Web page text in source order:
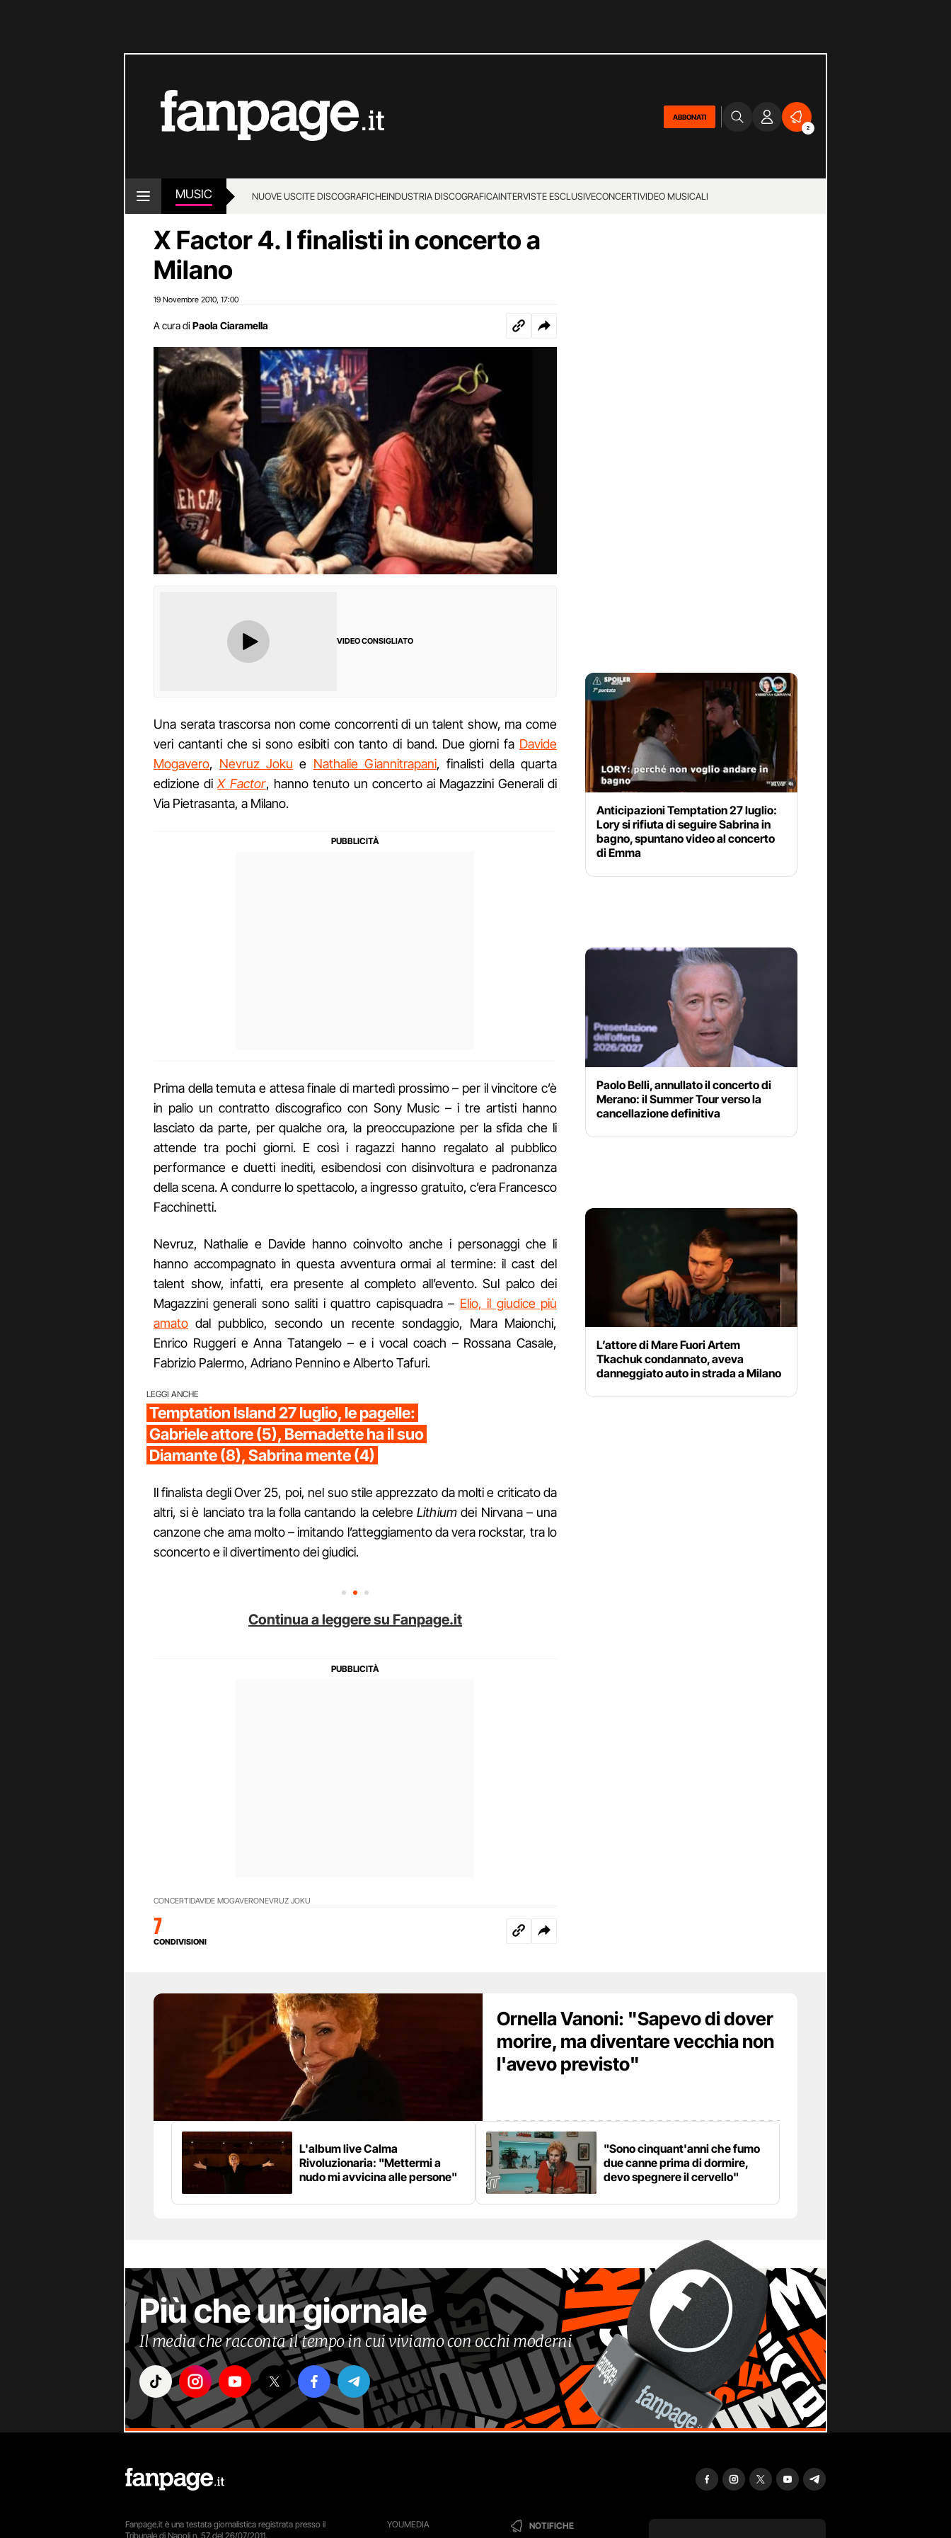
ABBONATI
2
MUSIC NUOVE USCITE DISCOGRAFICHEINDUSTRIA DISCOGRAFICAINTERVISTE ESCLUSIVECONCERTIVIDEO MUSICALI
X Factor 4. I finalisti in concerto a
Milano
19 Novembre 2010 17:00
A cura di Paola Ciaramella
VIDEO CONSIGLIATO
Una serata trascorsa non come concorrenti di un talent show, ma come
veri cantanti che si sono esibiti con tanto di band. Due giorni fa Davide
Mogavero, Nevruz Joku e Nathalie Giannitrapani, finalisti della quarta
edizione diX Factor, hanno tenuto un concerto ai Magazzini Generali di
Via Pietrasanta, a Milano.
Prima della temuta e attesa finale di martedì prossimo – per il vincitore c’è
in palio un contratto discografico con Sony Music – i tre artisti hanno
lasciato da parte, per qualche ora, la preoccupazione per la sfida che li
attende tra pochi giorni. E così i ragazzi hanno regalato al pubblico
performance e duetti inediti, esibendosi con disinvoltura e padronanza
della scena. A condurre lo spettacolo, a ingresso gratuito, c’era Francesco
Facchinetti.
Nevruz, Nathalie e Davide hanno coinvolto anche i personaggi che li
hanno accompagnato in questa avventura ormai al termine: il cast del
talent show, infatti, era presente al completo all’evento. Sul palco dei
Magazzini generali sono saliti i quattro capisquadra – Elio, il giudice più
amato dal pubblico, secondo un recente sondaggio, Mara Maionchi,
Enrico Ruggeri e Anna Tatangelo – e i vocal coach – Rossana Casale,
Fabrizio Palermo, Adriano Pennino e Alberto Tafuri.
LEGGI ANCHE
Temptation Island 27 luglio, le pagelle:
Gabriele attore (5), Bernadette ha il suo
Diamante (8), Sabrina mente (4)
Il finalista degli Over 25, poi, nel suo stile apprezzato da molti e criticato da
altri, si è lanciato tra la folla cantando la celebre Lithium dei Nirvana – una
canzone che ama molto – imitando l’atteggiamento da vera rockstar, tra lo
sconcerto e il divertimento dei giudici.
Continua a leggere su Fanpage.it
CONCERTIDAVIDE MOGAVERONEVRUZ JOKU
7
CONDIVISIONI
Anticipazioni Temptation 27 luglio:
Lory si rifiuta di seguire Sabrina in
bagno, spuntano video al concerto
di Emma
Paolo Belli, annullato il concerto di
Merano: il Summer Tour verso la
cancellazione definitiva
L’attore di Mare Fuori Artem
Tkachuk condannato, aveva
danneggiato auto in strada a Milano
Ornella Vanoni: "Sapevo di dover
morire, ma diventare vecchia non
l'avevo previsto"
L'album live Calma
Rivoluzionaria: "Mettermi a
nudo mi avvicina alle persone"
"Sono cinquant'anni che fumo
due canne prima di dormire,
devo spegnere il cervello"
Più che un giornale
Il media che racconta il tempo in cui viviamo con occhi moderni
YOUMEDIA NOTIFICHE
Fanpage.it è una testata giornalistica registrata presso il
Tribunale di Napoli n. 57 del 26/07/2011.